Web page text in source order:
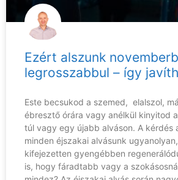
Ezért alszunk
legrosszabbul – így
Este becsukod a szemed, elalszol,
ébresztő órára vagy anélkül kinyitod
túl vagy egy újabb alváson. A kérdés
minden éjszakai alvásunk
kifejezetten gyengébben
is, hogy fáradtabb vagy a